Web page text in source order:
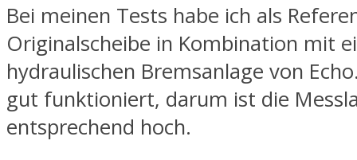
Bei meinen Tests habe ich als
Originalscheibe in Kombination mit
hydraulischen Bremsanlage von
gut funktioniert, darum ist die
entsprechend hoch.